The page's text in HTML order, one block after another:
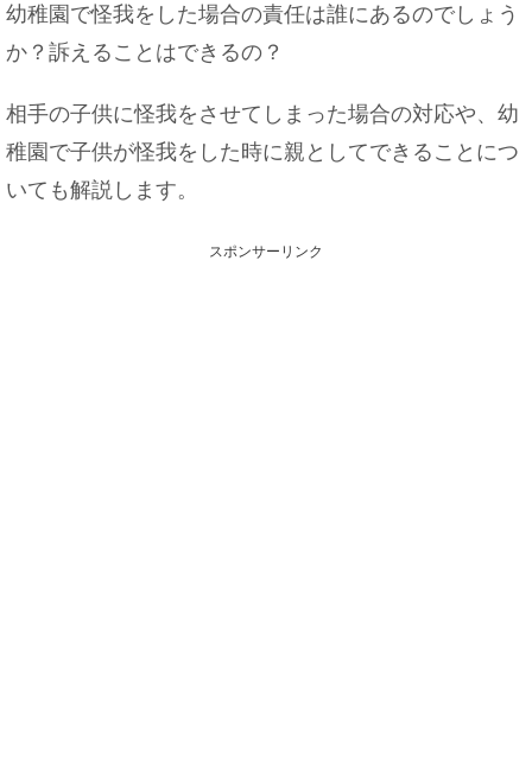
幼稚園で怪我をした場合の責任は誰にあるのでしょう
か？訴えることはできるの？
相手の子供に怪我をさせてしまった場合の対応や、幼
稚園で子供が怪我をした時に親としてできることにつ
いても解説します。
スポンサーリンク